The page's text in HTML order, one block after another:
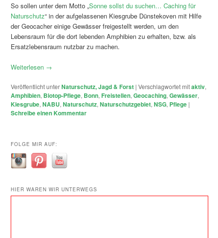
So sollen unter dem Motto „Sonne sollst du suchen… Caching für
Naturschutz“ in der aufgelassenen Kiesgrube Dünstekoven mit Hilfe
der Geocacher einige Gewässer freigestellt werden, um den
Lebensraum für die dort lebenden Amphibien zu erhalten, bzw. als
Ersatzlebensraum nutzbar zu machen.
Weiterlesen →
Veröffentlicht unterNaturschutz, Jagd & Forst |Verschlagwortet mitaktiv,
Amphibien, Biotop-Pflege, Bonn,Freistellen,Geocaching,Gewässer,
Kiesgrube,NABU,Naturschutz,Naturschutzgebiet,NSG, Pflege |
Schreibe einen Kommentar
FOLGE MIR AUF:
HIER WAREN WIR UNTERWEGS